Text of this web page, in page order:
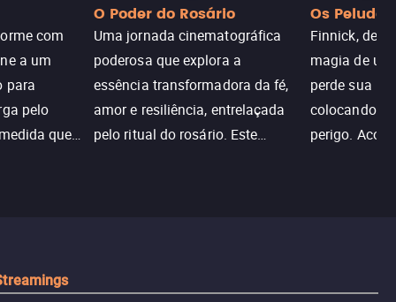
com
a um
para
pelo
que
O Poder do Rosário
Uma jornada cinematográfica
poderosa que explora a
essência transformadora da fé,
amor e resiliência, entrelaçada
pelo ritual do rosário. Este
Os Peludos
Finnick,
magia de
perde sua
colocando
perigo.